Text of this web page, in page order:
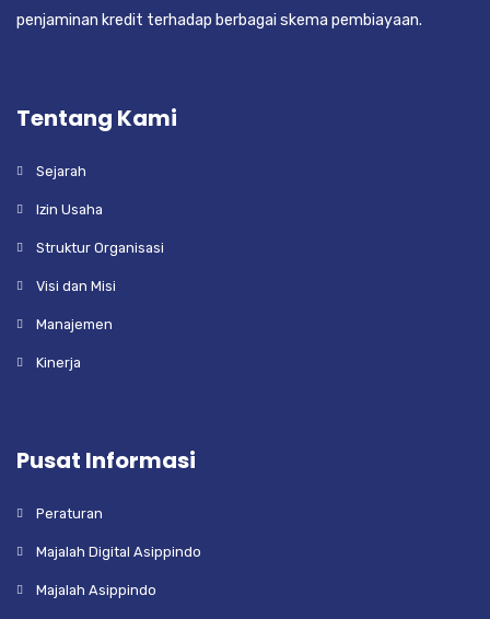
penjaminan kredit terhadap berbagai skema pembiayaan.
Tentang Kami
Sejarah
Izin Usaha
Struktur Organisasi
Visi dan Misi
Manajemen
Kinerja
Pusat Informasi
Peraturan
Majalah Digital Asippindo
Majalah Asippindo